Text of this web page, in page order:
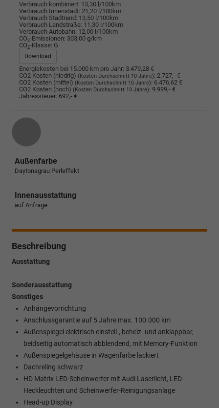
Verbrauch kombiniert: 13,30 l/100km
Verbrauch Innenstadt: 21,20 l/100km
Verbrauch Stadtrand: 13,50 l/100km
Verbrauch Landstraße: 11,30 l/100km
Verbrauch Autobahn: 12,00 l/100km
CO2-Emissionen: 303,00 g/km
CO2-Klasse: G
Download
Energiekosten bei 15.000 km pro Jahr: 3.479,28 €
CO2 Kosten (niedrig) (Kosten Durchschnitt 10 Jahre): 2.727,- €
CO2 Kosten (mittel) (Kosten Durchschnitt 10 Jahre): 6.476,62 €
CO2 Kosten (hoch) (Kosten Durchschnitt 10 Jahre): 9.999,- €
Jahressteuer: 692,- €
Außenfarbe
Daytonagrau Perleffekt
Innenausstattung
auf Anfrage
Beschreibung
Ausstattung
Sonderausstattung
Sonstiges
Anhängevorrichtung
Anschlussgarantie auf 5 Jahre max. 100.000 km
Außenspiegel elektrisch einstell-, beheiz- und anklappbar,
beidseitig automatisch abblendend, mit Memory-Funktion
Außenspiegelgehäuse in Wagenfarbe lackiert
Dachreling schwarz
HD Matrix LED-Scheinwerfer mit Audi Laserlicht, LED-
Heckleuchten und Scheinwerfer-Reinigungsanlage
Head-up Display